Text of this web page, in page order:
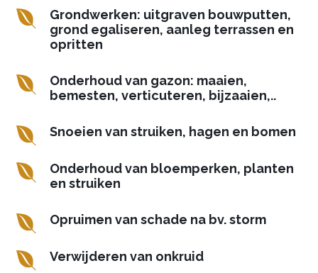

Grondwerken: uitgraven bouwputten,
grond egaliseren, aanleg terrassen en
opritten

Onderhoud van gazon: maaien,
bemesten, verticuteren, bijzaaien,..
 Snoeien van struiken, hagen en bomen

Onderhoud van bloemperken, planten
en struiken
 Opruimen van schade na bv. storm
 Verwijderen van onkruid